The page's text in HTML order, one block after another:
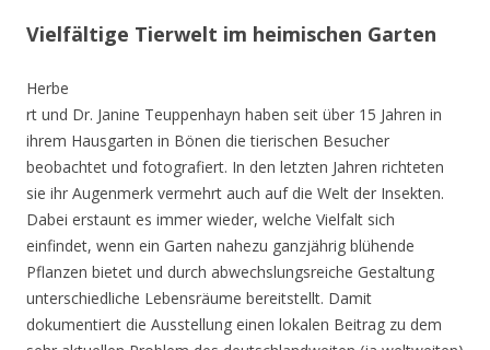
Vielfältige Tierwelt im heimischen Garten
Herbe
rt und Dr. Janine Teuppenhayn haben seit über 15 Jahren in
ihrem Hausgarten in Bönen die tierischen Besucher
beobachtet und fotografiert. In den letzten Jahren richteten
sie ihr Augenmerk vermehrt auch auf die Welt der Insekten.
Dabei erstaunt es immer wieder, welche Vielfalt sich
einfindet, wenn ein Garten nahezu ganzjährig blühende
Pflanzen bietet und durch abwechslungsreiche Gestaltung
unterschiedliche Lebensräume bereitstellt. Damit
dokumentiert die Ausstellung einen lokalen Beitrag zu dem